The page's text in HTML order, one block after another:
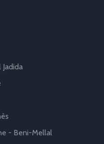
- Beni-Mellal